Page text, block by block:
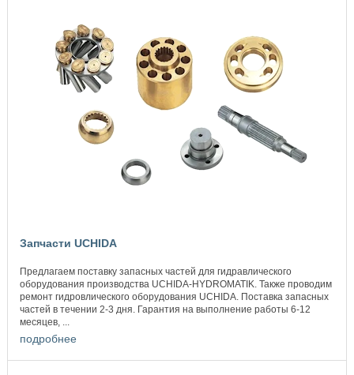
Запчасти UCHIDA
Предлагаем поставку запасных частей для гидравлического
оборудования производства UCHIDA-HYDROMATIK. Также проводим
ремонт гидровлического оборудования UCHIDA. Поставка запасных
частей в течении 2-3 дня. Гарантия на выполнение работы 6-12
месяцев, ...
подробнее